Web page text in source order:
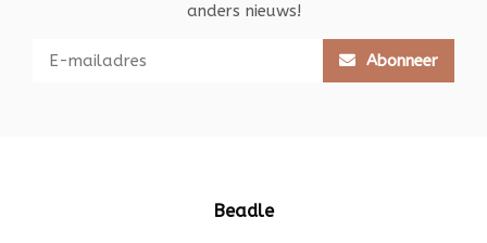
anders nieuws!
Abonneer
Beadle